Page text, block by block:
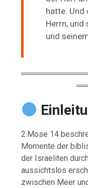
hatte. Und
Herrn, und
und
2.Mose 14
Momente der
der Israeliten
aussichtslos
zwischen Meer